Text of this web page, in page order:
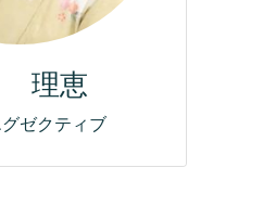
理恵
ゼクティブ